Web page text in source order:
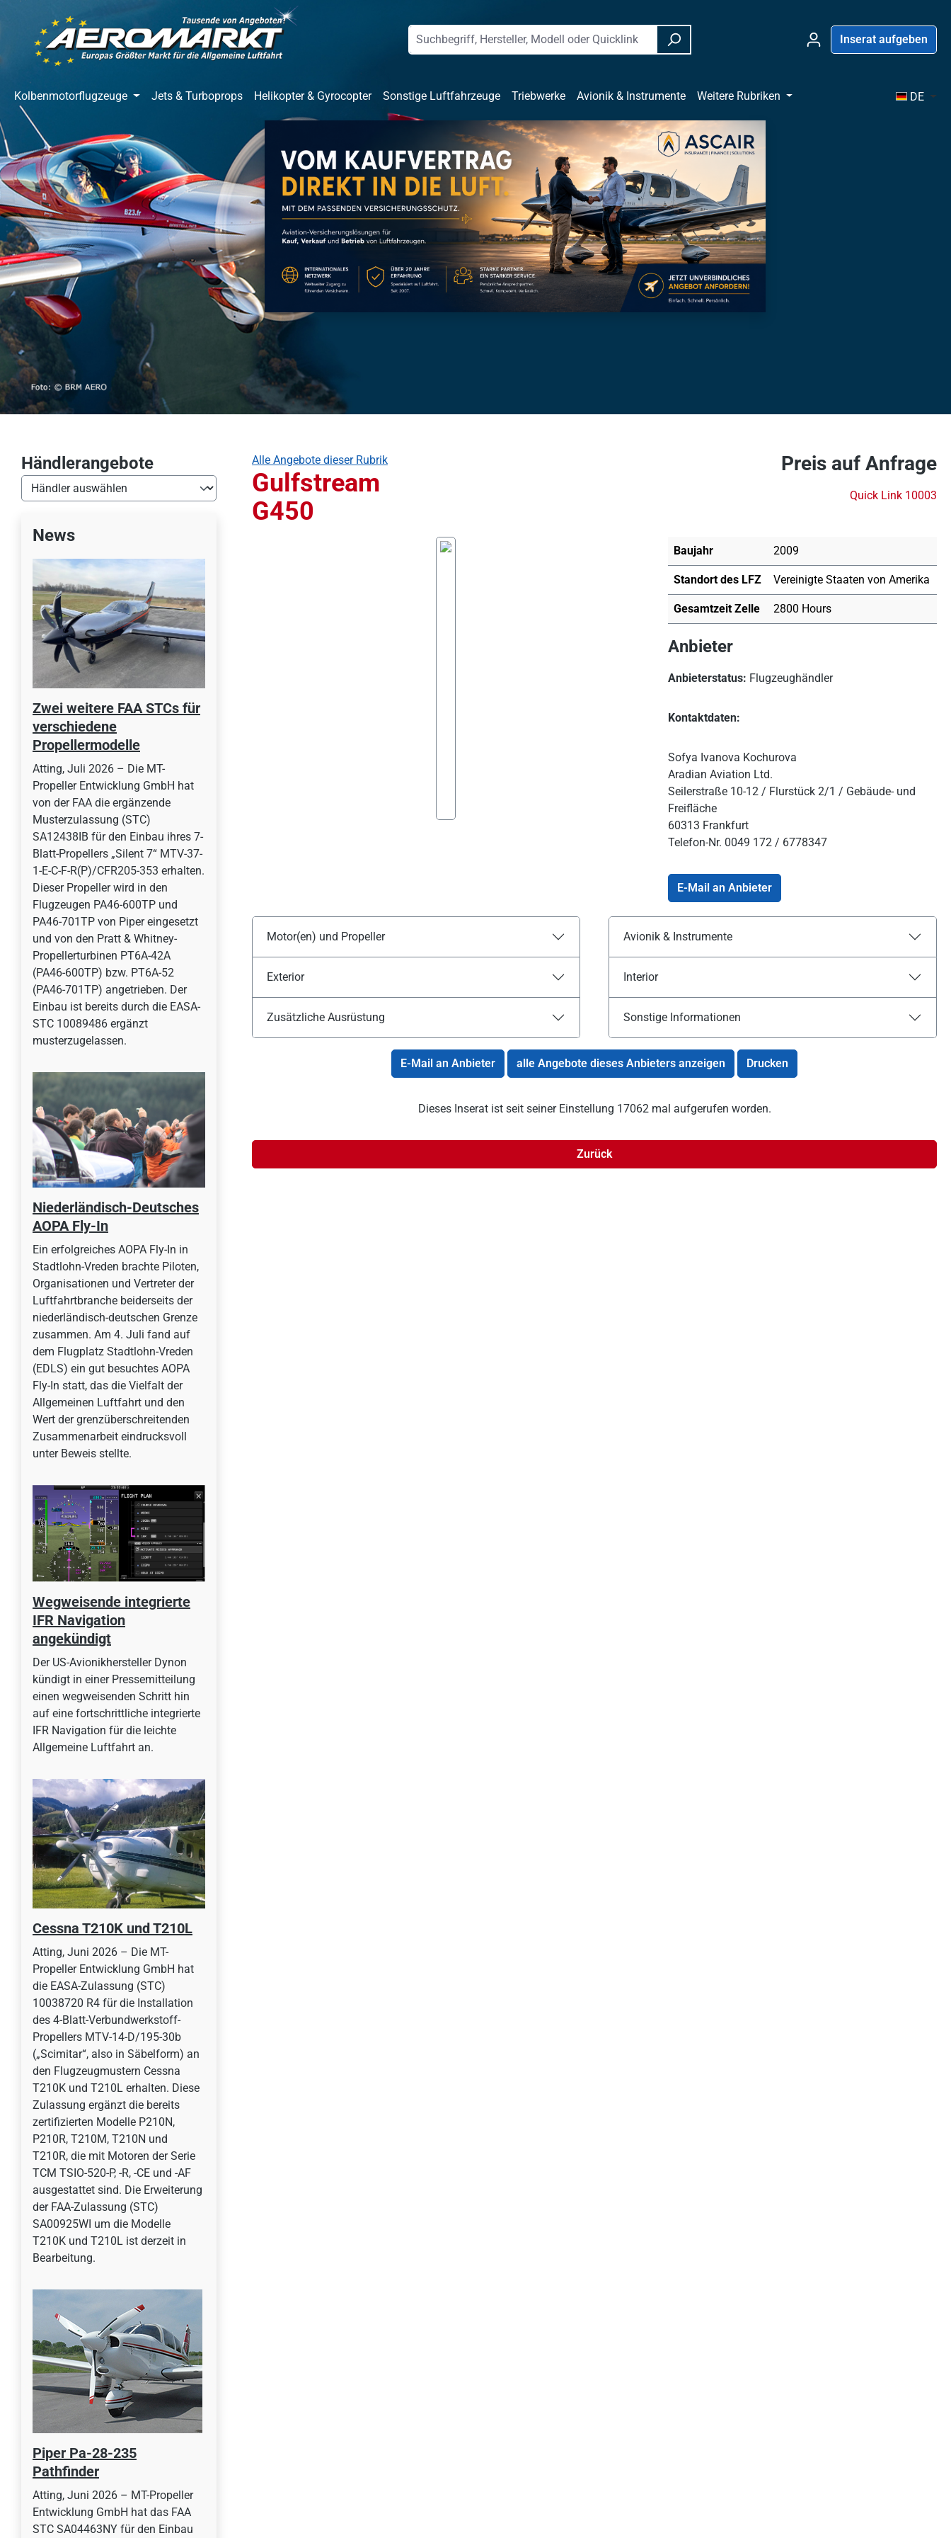
Zur Hauptnavigation springen
Inserat aufgeben
Kolbenmotorflugzeuge Jets & Turboprops Helikopter & Gyrocopter Sonstige Luftfahrzeuge Triebwerke Avionik & Instrumente Weitere Rubriken DE
Händlerangebote
News
Zwei weitere FAA STCs für
verschiedene
Propellermodelle
Atting, Juli 2026 – Die MT-
Propeller Entwicklung GmbH hat
von der FAA die ergänzende
Musterzulassung (STC)
SA12438IB für den Einbau ihres 7-
Blatt-Propellers „Silent 7“ MTV-37-
1-E-C-F-R(P)/CFR205-353 erhalten.
Dieser Propeller wird in den
Flugzeugen PA46-600TP und
PA46-701TP von Piper eingesetzt
und von den Pratt & Whitney-
Propellerturbinen PT6A-42A
(PA46-600TP) bzw. PT6A-52
(PA46-701TP) angetrieben. Der
Einbau ist bereits durch die EASA-
STC 10089486 ergänzt
musterzugelassen.
Niederländisch-Deutsches
AOPA Fly-In
Ein erfolgreiches AOPA Fly-In in
Stadtlohn-Vreden brachte Piloten,
Organisationen und Vertreter der
Luftfahrtbranche beiderseits der
niederländisch-deutschen Grenze
zusammen. Am 4. Juli fand auf
dem Flugplatz Stadtlohn-Vreden
(EDLS) ein gut besuchtes AOPA
Fly-In statt, das die Vielfalt der
Allgemeinen Luftfahrt und den
Wert der grenzüberschreitenden
Zusammenarbeit eindrucksvoll
unter Beweis stellte.
Wegweisende integrierte
IFR Navigation
angekündigt
Der US-Avionikhersteller Dynon
kündigt in einer Pressemitteilung
einen wegweisenden Schritt hin
auf eine fortschrittliche integrierte
IFR Navigation für die leichte
Allgemeine Luftfahrt an.
Cessna T210K und T210L
Atting, Juni 2026 – Die MT-
Propeller Entwicklung GmbH hat
die EASA-Zulassung (STC)
10038720 R4 für die Installation
des 4-Blatt-Verbundwerkstoff-
Propellers MTV-14-D/195-30b
(„Scimitar“, also in Säbelform) an
den Flugzeugmustern Cessna
T210K und T210L erhalten. Diese
Zulassung ergänzt die bereits
zertifizierten Modelle P210N,
P210R, T210M, T210N und
T210R, die mit Motoren der Serie
TCM TSIO-520-P, -R, -CE und -AF
ausgestattet sind. Die Erweiterung
der FAA-Zulassung (STC)
SA00925WI um die Modelle
T210K und T210L ist derzeit in
Bearbeitung.
Piper Pa-28-235
Pathfinder
Atting, Juni 2026 – MT-Propeller
Entwicklung GmbH hat das FAA
STC SA04463NY für den Einbau
Alle Angebote dieser Rubrik
Gulfstream
G450
Preis auf Anfrage
Quick Link 10003
Baujahr 2009
Standort des LFZ Vereinigte Staaten von Amerika
Gesamtzeit Zelle 2800 Hours
Anbieter
Anbieterstatus: Flugzeughändler
Kontaktdaten:
Sofya Ivanova Kochurova
Aradian Aviation Ltd.
Seilerstraße 10-12 / Flurstück 2/1 / Gebäude- und
Freifläche
60313 Frankfurt
Telefon-Nr. 0049 172 / 6778347
E-Mail an Anbieter
Motor(en) und Propeller
Exterior
Zusätzliche Ausrüstung
Avionik & Instrumente
Interior
Sonstige Informationen
E-Mail an Anbieter alle Angebote dieses Anbieters anzeigen Drucken
Dieses Inserat ist seit seiner Einstellung 17062 mal aufgerufen worden.
Zurück